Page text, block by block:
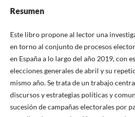
Resumen
Este libro propone al lector una
en torno al conjunto de procesos
en España a lo largo del año 2019, con
elecciones generales de abril y su
mismo año. Se trata de un trabajo
discursos y estrategias políticas y
sucesión de campañas electorales por